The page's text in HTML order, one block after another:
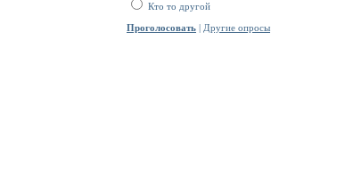
Кто то другой
Проголосовать | Другие опросы